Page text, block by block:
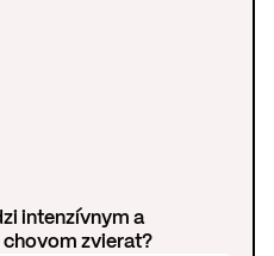
intenzívnym a
zvierat?